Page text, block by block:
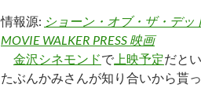
情報源: ショーン・オブ・ザ・デッ
MOVIE WALKER PRESS 映画
金沢シネモンドで 上映予定だと
たぶんかみさんが知り合いから貰